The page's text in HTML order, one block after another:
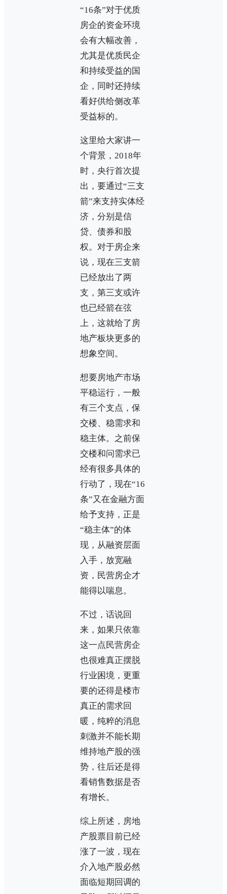
“16条”对于优质
房企的资金环境
会有大幅改善，
尤其是优质民企
和持续受益的国
企，同时还持续
看好供给侧改革
受益标的。
这里给大家讲一
个背景，2018年
时，央行首次提
出，要通过“三支
箭”来支持实体经
济，分别是信
贷、债券和股
权。对于房企来
说，现在三支箭
已经放出了两
支，第三支或许
也已经箭在弦
上，这就给了房
地产板块更多的
想象空间。
想要房地产市场
平稳运行，一般
有三个支点，保
交楼、稳需求和
稳主体。之前保
交楼和问需求已
经有很多具体的
行动了，现在“16
条”又在金融方面
给予支持，正是
“稳主体”的体
现，从融资层面
入手，放宽融
资，民营房企才
能得以喘息。
不过，话说回
来，如果只依靠
这一点民营房企
也很难真正摆脱
行业困境，更重
要的还得是楼市
真正的需求回
暖，纯粹的消息
刺激并不能长期
维持地产股的强
势，往后还是得
看销售数据是否
有增长。
综上所述，房地
产股票目前已经
涨了一波，现在
介入地产股必然
面临短期回调的